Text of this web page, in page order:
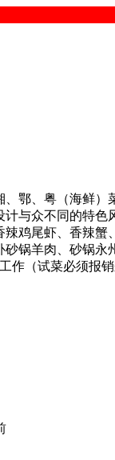
鄂、粤（海鲜
与众不同的特
鸡尾虾、香辣
锅羊肉、砂锅
（试菜必须报